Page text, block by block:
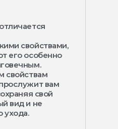
свойствами,
его особенно
свойствам
вам
свой
вид и не
ухода.